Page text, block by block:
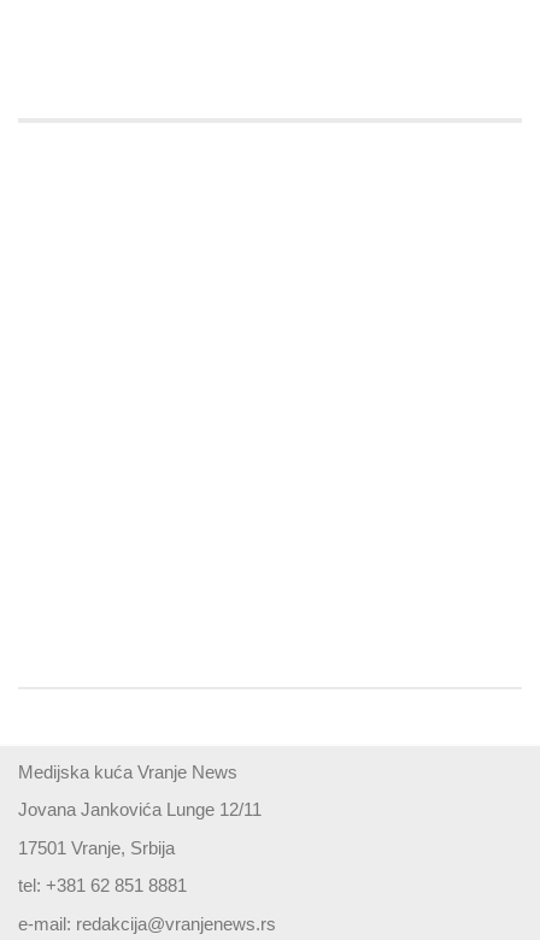
Medijska kuća Vranje News
Jovana Jankovića Lunge 12/11
17501 Vranje, Srbija
tel: +381 62 851 8881
e-mail: redakcija@vranjenews.rs